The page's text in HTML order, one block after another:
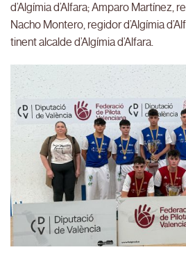
d’Algímia d’Alfara; Amparo Martínez,
Nacho Montero, regidor d’Algímia
tinent alcalde d’Algímia d’Alfara.